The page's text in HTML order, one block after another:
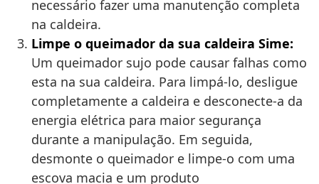
necessário fazer uma manutenção completa
na caldeira.
Limpe o queimador da sua caldeira Sime:
Um queimador sujo pode causar falhas como
esta na sua caldeira. Para limpá-lo, desligue
completamente a caldeira e desconecte-a da
energia elétrica para maior segurança
durante a manipulação. Em seguida,
desmonte o queimador e limpe-o com uma
escova macia e um produto